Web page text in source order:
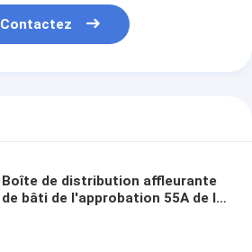
Contactez
Boîte de distribution affleurante
de bâti de l'approbation 55A de la